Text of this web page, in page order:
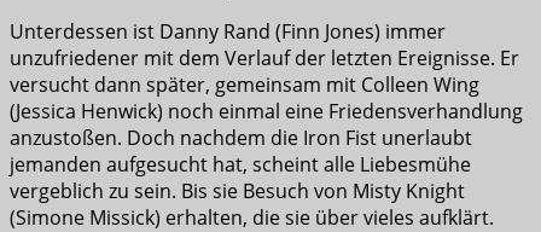
Unterdessen ist Danny Rand (Finn Jones) immer
unzufriedener mit dem Verlauf der letzten Ereignisse. Er
versucht dann später, gemeinsam mit Colleen Wing
(Jessica Henwick) noch einmal eine Friedensverhandlung
anzustoßen. Doch nachdem die Iron Fist unerlaubt
jemanden aufgesucht hat, scheint alle Liebesmühe
vergeblich zu sein. Bis sie Besuch von Misty Knight
(Simone Missick) erhalten, die sie über vieles aufklärt.